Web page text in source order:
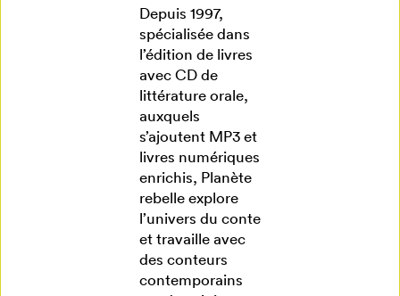
Depuis 1997,
spécialisée dans
l’édition de livres
avec CD de
littérature orale,
auxquels
s’ajoutent MP3 et
livres numériques
enrichis, Planète
rebelle explore
l’univers du conte
et travaille avec
des conteurs
contemporains